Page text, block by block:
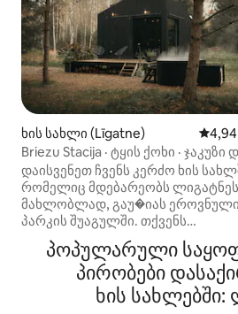
ხის სახლი (Līgatne)
Briezu Stacija · ტყის ქოხი · ჯაკუზი
საუნა
დაისვენეთ ჩვენს კერძო ხის
რომელიც მდებარეობს ლიგატნეს
მახლობლად, გაუ�იას ეროვნული
პარკის შუაგულში. თქვენს
განკარგულებაში იქნება უფასო
ღია ცის ქვეშ და კერძო საუნა,
რომელიც მოთხოვნის
ხელმისაწვდომი იქნება
გადასახადის სანაცვლოდ.
პოპულარული
პირობები
ხის სახლებში: